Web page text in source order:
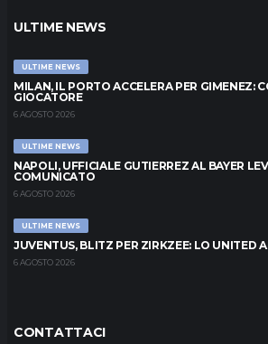
ULTIME NEWS
ULTIME NEWS
MILAN, IL PORTO ACCELERA PER GIMENEZ:
GIOCATORE
6 AGOSTO 2026
ULTIME NEWS
NAPOLI, UFFICIALE GUTIERREZ AL BAYER
COMUNICATO
6 AGOSTO 2026
ULTIME NEWS
JUVENTUS, BLITZ PER ZIRKZEE: LO UNITED
6 AGOSTO 2026
CONTATTACI